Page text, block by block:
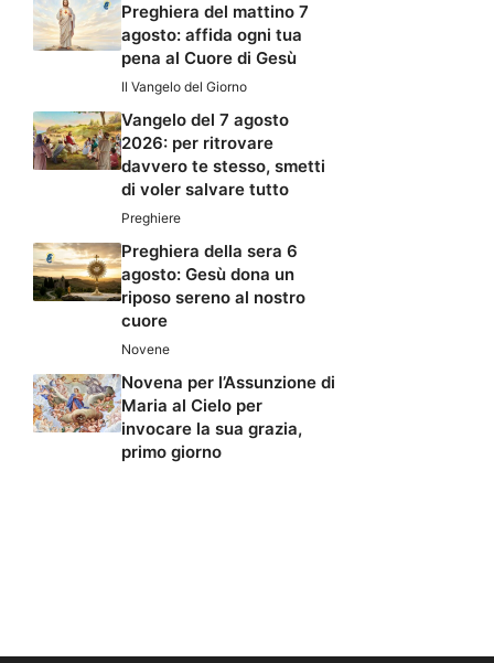
Preghiera del mattino 7
agosto: affida ogni tua
pena al Cuore di Gesù
Il Vangelo del Giorno
Vangelo del 7 agosto
2026: per ritrovare
davvero te stesso, smetti
di voler salvare tutto
Preghiere
Preghiera della sera 6
agosto: Gesù dona un
riposo sereno al nostro
cuore
Novene
Novena per l’Assunzione di
Maria al Cielo per
invocare la sua grazia,
primo giorno